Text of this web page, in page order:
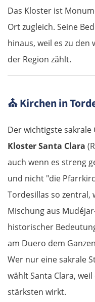
Das Kloster ist
Ort zugleich. Seine
hinaus, weil es zu
der Region zählt.
⛪Kirchen in
Der wichtigste
Kloster Santa Clara
auch wenn es streng
und nicht "die
Tordesillas so zentral,
Mischung aus
historischer
am Duero dem
Wer nur eine sakrale
wählt Santa Clara,
stärksten wirkt.
Łódź
Turek
Deutschland
Frankfurt
Berlin
Lübben